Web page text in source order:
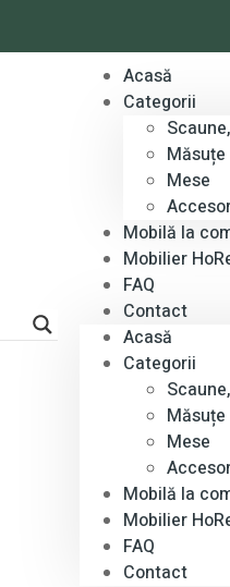
Acasă
Categorii
Mese
Mobilă la
Mobilier
FAQ
Contact
Acasă
Categorii
Mese
Mobilă la
Mobilier
FAQ
Contact